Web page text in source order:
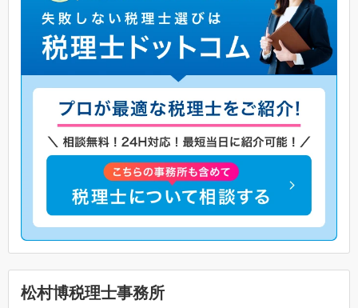
松村博税理士事務所